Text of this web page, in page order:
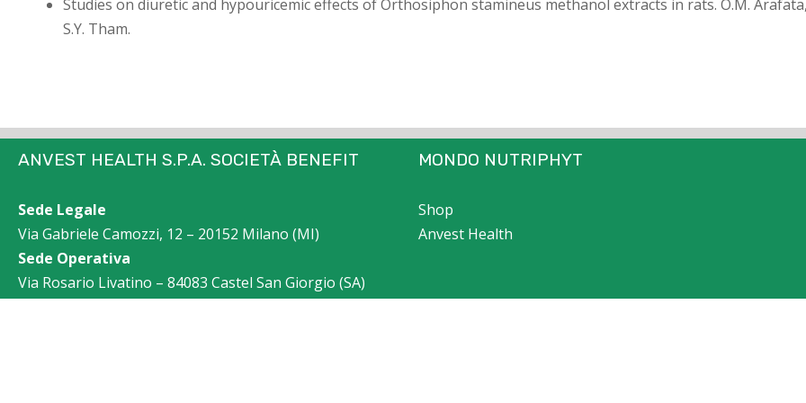
Studies on diuretic and hypouricemic effects of Orthosiphon stamineus methanol extracts in rats. O.M.
S.Y. Tham.
ANVEST HEALTH S.P.A. SOCIETÀ BENEFIT
Sede Legale
Via Gabriele Camozzi, 12 – 20152 Milano (MI)
Sede Operativa
Via Rosario Livatino – 84083 Castel San Giorgio (SA)
MONDO NUTRIPHYT
Shop
Anvest Health